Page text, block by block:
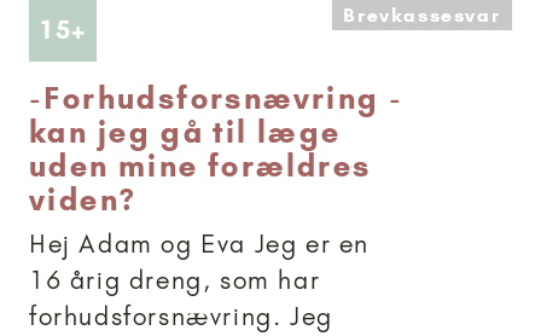
15+ Artikler anbefalet til 15+Brevkassesvar
-Forhudsforsnævring -
kan jeg gå til læge
uden mine forældres
viden?
Hej Adam og Eva Jeg er en
16 årig dreng, som har
forhudsforsnævring. Jeg